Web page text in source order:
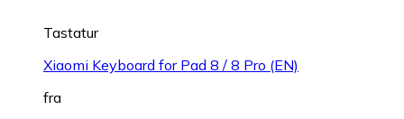
Tastatur
Xiaomi Keyboard for Pad 8 / 8 Pro (EN)
fra